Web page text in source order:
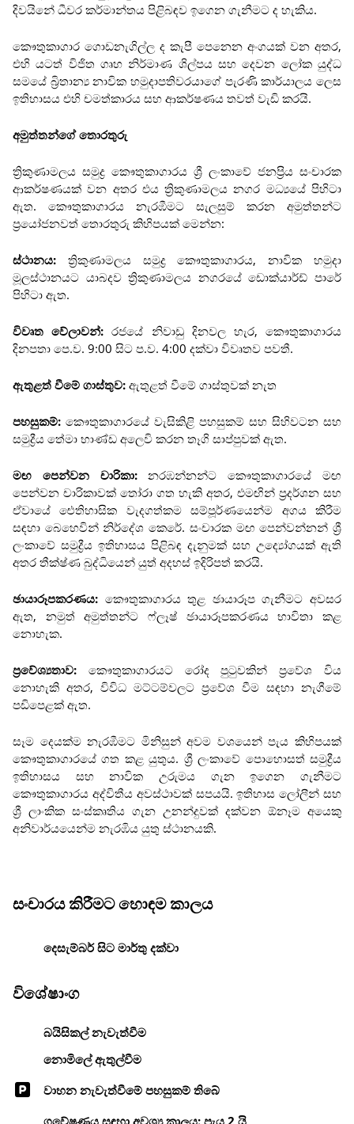
දිවයිනේ ධීවර කර්මාන්තය පිළිබඳව ඉගෙන ගැනීමට ද හැකිය.
කෞතුකාගාර ගොඩනැගිල්ල ද කැපී පෙනෙන අංගයක් වන අතර,
එහි යටත් විජිත ගෘහ නිර්මාණ ශිල්පය සහ දෙවන ලෝක යුද්ධ
සමයේ බ්‍රිතාන්‍ය නාවික හමුදාපතිවරයාගේ පැරණි කාර්යාලය ලෙස
ඉතිහාසය එහි චමත්කාරය සහ ආකර්ෂණය තවත් වැඩි කරයි.
අමුත්තන්ගේ තොරතුරු
ත්‍රිකුණාමලය සමුද්‍ර කෞතුකාගාරය ශ්‍රී ලංකාවේ ජනප්‍රිය සංචාරක
ආකර්ෂණයක් වන අතර එය ත්‍රිකුණාමලය නගර මධ්‍යයේ පිහිටා
ඇත. කෞතුකාගාරය නැරඹීමට සැලසුම් කරන අමුත්තන්ට
ප්‍රයෝජනවත් තොරතුරු කිහිපයක් මෙන්න:
ස්ථානය: ත්‍රිකුණාමලය සමුද්‍ර කෞතුකාගාරය, නාවික හමුදා
මූලස්ථානයට යාබදව ත්‍රිකුණාමලය නගරයේ ඩොක්යාර්ඩ් පාරේ
පිහිටා ඇත.
විවෘත වේලාවන්: රජයේ නිවාඩු දිනවල හැර, කෞතුකාගාරය
දිනපතා පෙ.ව. 9:00 සිට ප.ව. 4:00 දක්වා විවෘතව පවතී.
ඇතුළත් වීමේ ගාස්තුව: ඇතුළත් වීමේ ගාස්තුවක් නැත
පහසුකම්: කෞතුකාගාරයේ වැසිකිළි පහසුකම් සහ සිහිවටන සහ
සමුද්‍රීය තේමා භාණ්ඩ අලෙවි කරන තෑගි සාප්පුවක් ඇත.
මඟ පෙන්වන චාරිකා:නරඹන්නන්ට කෞතුකාගාරයේ මඟ
පෙන්වන චාරිකාවක් තෝරා ගත හැකි අතර, එමඟින් ප්‍රදර්ශන සහ
ඒවායේ ඓතිහාසික වැදගත්කම සම්පූර්ණයෙන්ම අගය කිරීම
සඳහා බෙහෙවින් නිර්දේශ කෙරේ. සංචාරක මඟ පෙන්වන්නන් ශ්‍රී
ලංකාවේ සමුද්‍රීය ඉතිහාසය පිළිබඳ දැනුමක් සහ උද්‍යෝගයක් ඇති
අතර තීක්ෂ්ණ බුද්ධියෙන් යුත් අදහස් ඉදිරිපත් කරයි.
ඡායාරූපකරණය: කෞතුකාගාරය තුළ ඡායාරූප ගැනීමට අවසර
ඇත, නමුත් අමුත්තන්ට ෆ්ලෑෂ් ඡායාරූපකරණය භාවිතා කළ
නොහැක.
ප්‍රවේශ්‍යතාව: කෞතුකාගාරයට රෝද පුටුවකින් ප්‍රවේශ විය
නොහැකි අතර, විවිධ මට්ටම්වලට ප්‍රවේශ වීම සඳහා නැගීමේ
පඩිපෙළක් ඇත.
සෑම දෙයක්ම නැරඹීමට මිනිසුන් අවම වශයෙන් පැය කිහිපයක්
කෞතුකාගාරයේ ගත කළ යුතුය. ශ්‍රී ලංකාවේ පොහොසත් සමුද්‍රීය
ඉතිහාසය සහ නාවික උරුමය ගැන ඉගෙන ගැනීමට
කෞතුකාගාරය අද්විතීය අවස්ථාවක් සපයයි. ඉතිහාස ලෝලීන් සහ
ශ්‍රී ලාංකික සංස්කෘතිය ගැන උනන්දුවක් දක්වන ඕනෑම අයෙකු
අනිවාර්යයෙන්ම නැරඹිය යුතු ස්ථානයකි.
සංචාරය කිරීමට හොඳම කාලය
දෙසැම්බර් සිට මාර්තු දක්වා
විශේෂාංග
බයිසිකල් නැවැත්වීම
නොමිලේ ඇතුල්වීම
වාහන නැවැත්වීමේ පහසුකම් තිබේ
ගවේෂණය සඳහා අවශ්‍ය කාලය: පැය 2 යි